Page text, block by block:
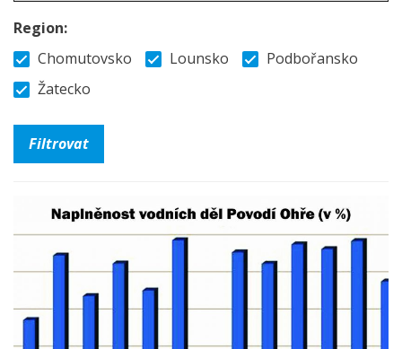
Region:
Chomutovsko
Lounsko
Podbořansko
Žatecko